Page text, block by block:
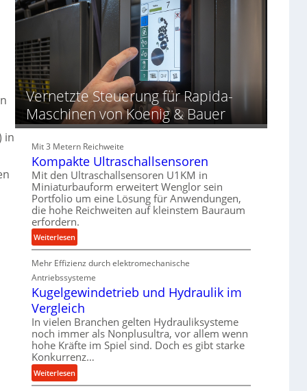
in
ü
r
d
e
P
r
o
d
u
k
t
i
o
n
i
n
d
e
n
M
i
t
d
Vernetzte Steuerung für Rapida-
Maschinen von Koenig & Bauer
Mit 3 Metern Reichweite
Kompakte Ultraschallsensoren
Mit den Ultraschallsensoren U1KM in
Miniaturbauform erweitert Wenglor sein
Portfolio um eine Lösung für Anwendungen,
die hohe Reichweiten auf kleinstem Bauraum
erfordern.
Weiterlesen:
K
o
m
p
a
k
t
e
U
l
t
Mehr Effizienz durch elektromechanische
Antriebssysteme
Kugelgewindetrieb und Hydraulik im
Vergleich
In vielen Branchen gelten Hydrauliksysteme
noch immer als Nonplusultra, vor allem wenn
hohe Kräfte im Spiel sind. Doch es gibt starke
Konkurrenz…
Weiterlesen:
K